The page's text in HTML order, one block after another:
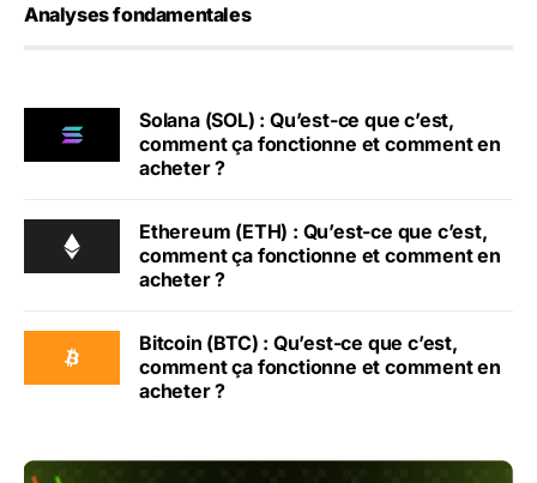
Analyses fondamentales
Solana (SOL) : Qu’est-ce que c’est,
comment ça fonctionne et comment en
acheter ?
Ethereum (ETH) : Qu’est-ce que c’est,
comment ça fonctionne et comment en
acheter ?
Bitcoin (BTC) : Qu’est-ce que c’est,
comment ça fonctionne et comment en
acheter ?